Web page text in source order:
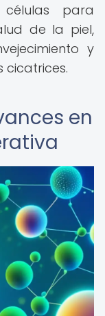
para
de la piel,
y
cicatrices.
en